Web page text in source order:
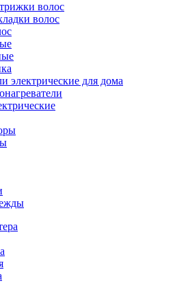
волос
волос
электрические для дома